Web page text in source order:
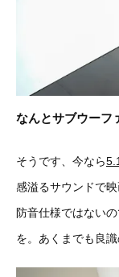
なんとサブウーフ
そうです、今なら
感溢るサウンドで
防音仕様ではない
を。あくまでも良